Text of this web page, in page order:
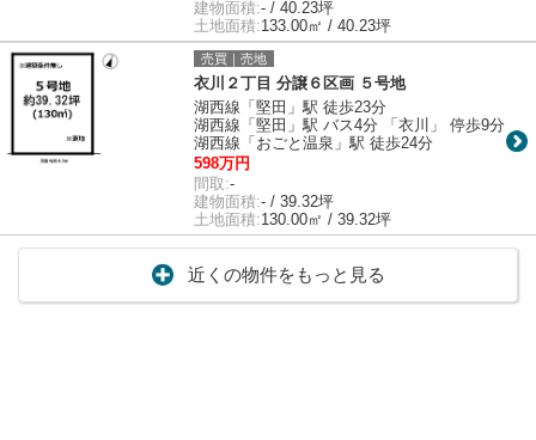
建物面積:- / 40.23坪
土地面積:133.00㎡ / 40.23坪
売買｜売地
衣川２丁目 分譲６区画 ５号地
湖西線「堅田」駅 徒歩23分
湖西線「堅田」駅 バス4分 「衣川」 停歩9分
湖西線「おごと温泉」駅 徒歩24分
598万円
間取:-
建物面積:- / 39.32坪
土地面積:130.00㎡ / 39.32坪
近くの物件をもっと見る